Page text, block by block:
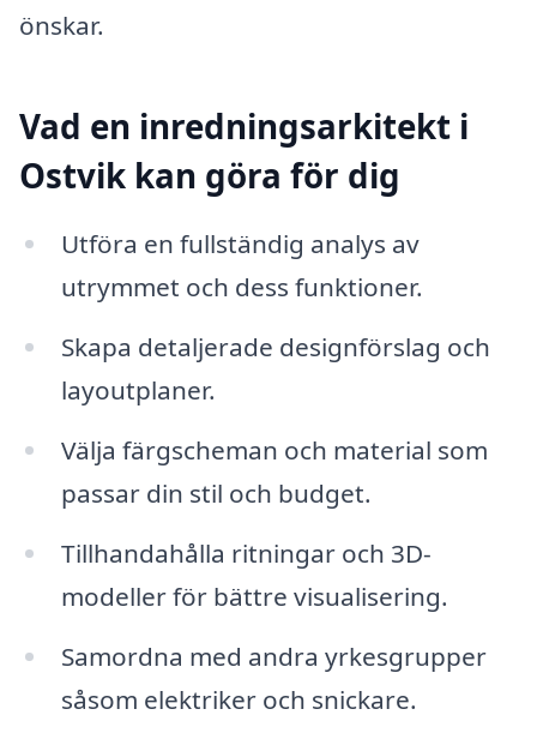
önskar.
Vad en inredningsarkitekt i
Ostvik kan göra för dig
Utföra en fullständig analys av
utrymmet och dess funktioner.
Skapa detaljerade designförslag och
layoutplaner.
Välja färgscheman och material som
passar din stil och budget.
Tillhandahålla ritningar och 3D-
modeller för bättre visualisering.
Samordna med andra yrkesgrupper
såsom elektriker och snickare.